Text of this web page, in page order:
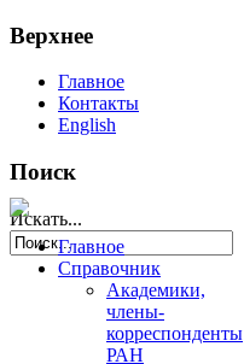
Верхнее
Главное
Контакты
English
Поиск
Искать...
Главное
Справочник
Академики,
члены-
корреспонденты
РАН